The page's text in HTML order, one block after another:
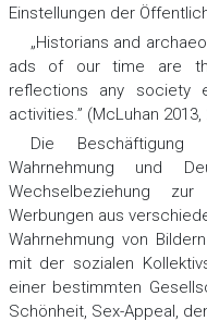
Einstellungen der
„Historians and
ads of our time are
reflections any
activities.” (McLuhan 2013,
Die
Wahrnehmung und
Wechselbeziehung
Werbungen aus
Wahrnehmung von
mit der sozialen
einer bestimmten
Schönheit, Sex-Appeal,